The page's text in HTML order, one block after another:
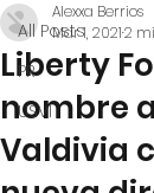
All Posts
PR
USVI
Liberty
nombre
Valdivia
Alexxa Berrios
Mar 1, 20212